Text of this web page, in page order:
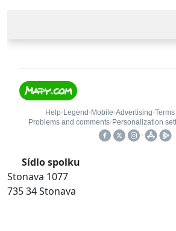
Sídlo spolku
Stonava 1077
735 34 Stonava